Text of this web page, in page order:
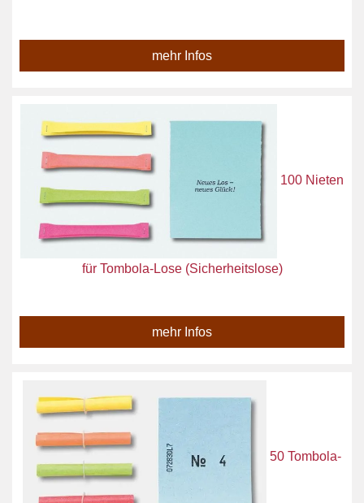
mehr Infos
100 Nieten
für Tombola-Lose (Sicherheitslose)
mehr Infos
50 Tombola-